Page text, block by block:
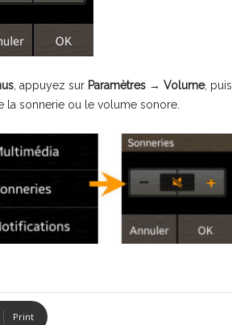
, appuyez sur Paramètres→ Volume, puis
sonnerie ou le volume sonore.
Print